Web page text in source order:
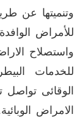
وتنميتها عن
للأمراض
واستصلاح
للخدمات
الوقائى تواصل
الامراض